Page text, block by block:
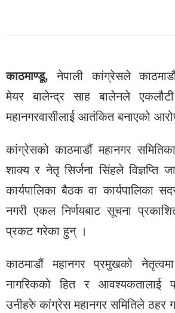
काठमाण्डू, नेपाली कांग्रेसले
मेयर बालेन्द्र साह बालेनले
महानगरवासीलाई आतंकित बनाएको
कांग्रेसको काठमाडौं महानगर
शाक्य र नेतृ सिर्जना सिंहले विज्ञप्ति
कार्यपालिका बैठक वा
नगरी एकल निर्णयबाट सूचना
प्रकट गरेका हुन् ।
काठमाडौं महानगर प्रमुखको
नागरिकको हित र आवश्यकतालाई
उनीहरुे कांग्रेस महानगर समितिले ठहर